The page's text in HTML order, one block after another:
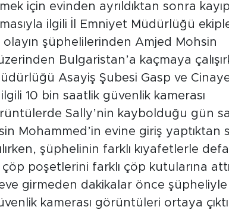
için evinden ayrıldıktan sonra
ilgili İl Emniyet Müdürlüğü
şüphelilerinden Amjed Mohsin
Bulgaristan’a kaçmaya
Asayiş Şubesi Gasp ve
10 bin saatlik güvenlik kamerası
Sally’nin kaybolduğu gün
Mohammed’in evine giriş yaptıktan
şüphelinin farklı kıyafetlerle
çöp poşetlerini farklı çöp kutularına
girmeden dakikalar önce
kamerası görüntüleri ortaya